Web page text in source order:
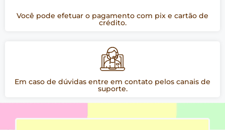
Você pode efetuar o pagamento com pix e cartão de
crédito.
Em caso de dúvidas entre em contato pelos canais de
suporte.